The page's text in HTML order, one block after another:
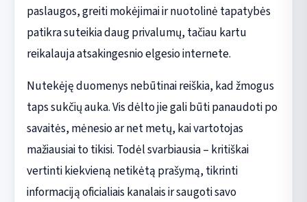
paslaugos, greiti mokėjimai ir nuotolinė tapatybės
patikra suteikia daug privalumų, tačiau kartu
reikalauja atsakingesnio elgesio internete.
Nutekėję duomenys nebūtinai reiškia, kad žmogus
taps sukčių auka. Vis dėlto jie gali būti panaudoti po
savaitės, mėnesio ar net metų, kai vartotojas
mažiausiai to tikisi. Todėl svarbiausia – kritiškai
vertinti kiekvieną netikėtą prašymą, tikrinti
informaciją oficialiais kanalais ir saugoti savo